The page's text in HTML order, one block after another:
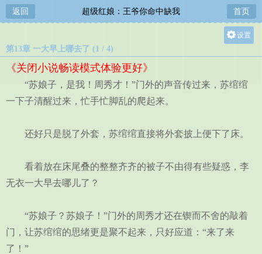
返回 超级红娘：王爷你命中缺我 首页
设置
中
第13章 一大早上哪去了 (1 / 4)
《关闭小说畅读模式体验更好》
“苏娘子，是我！周秀才！”门外的声音传过来，苏绾绾
一下子清醒过来，忙手忙脚乱的爬起来。
还好只是脱了外套，苏绾绾直接将外套披上便下了床。
看着放在床尾叠的整整齐齐的被子不由得有些疑惑，李
无衣一大早去哪儿了？
“苏娘子？苏娘子！”门外的周秀才还在锲而不舍的敲着
门，让苏绾绾的思绪更是聚不起来，只好应道：“来了来
了！”